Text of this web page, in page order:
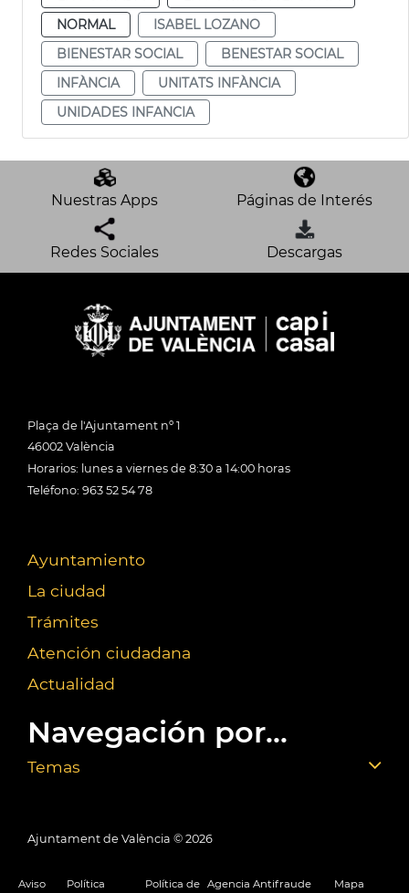
NORMAL
ISABEL LOZANO
BIENESTAR SOCIAL
BENESTAR SOCIAL
INFÀNCIA
UNITATS INFÀNCIA
UNIDADES INFANCIA
Nuestras Apps Páginas de Interés
Redes Sociales Descargas
Plaça de l'Ajuntament nº 1
46002 València
Horarios: lunes a viernes de 8:30 a 14:00 horas
Teléfono: 963 52 54 78
Ayuntamiento
La ciudad
Trámites
Atención ciudadana
Actualidad
Navegación por...
Temas
Ajuntament de València © 2026
Aviso Política Política de Agencia Antifraude Mapa